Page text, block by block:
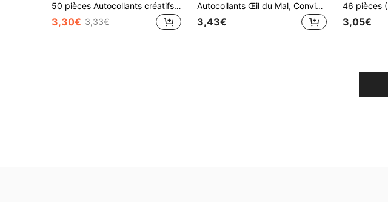
50 pièces Autocollants créatifs Or & Rouge convenant pour ordinateur portable, bouteille d'eau, téléphone, tablette, planche à roulettes, guitare, album de scrapbooking, coque de téléphone, bagage, réfrigérateur, salle de classe, fournitures scolaires, décoration, imperméable, convenant pour anniversaire, cadeaux de fête
3,30€ 3,33€
Autocollants Œil du Mal, Convient pour Décorer la Papeterie, les Tasses, les Bagages, les Réfrigérateurs, les Skates, les Guitares, les Fournitures Scolaires
3,43€ 3,05€